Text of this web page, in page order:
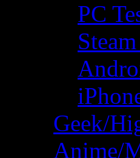
PC
Geek/
Anime/